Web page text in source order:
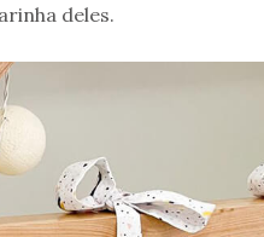
deles.